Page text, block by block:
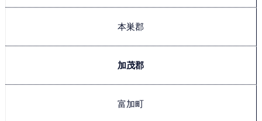
本巣郡
加茂郡
富加町